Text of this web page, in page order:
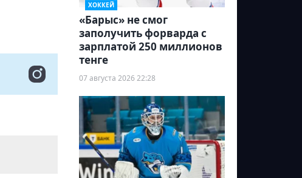
ХОККЕЙ
«Барыс» не смог
заполучить форварда с
зарплатой 250 миллионов
тенге
07 августа 2026 22:28